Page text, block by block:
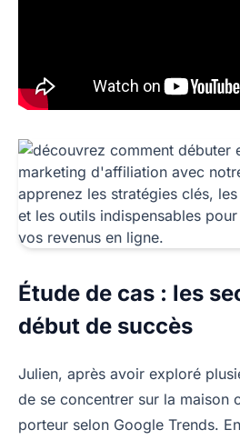
Étude de cas : les
début de succès
Julien, après avoir exploré
de se concentrer sur la maison
porteur selon Google Trends.